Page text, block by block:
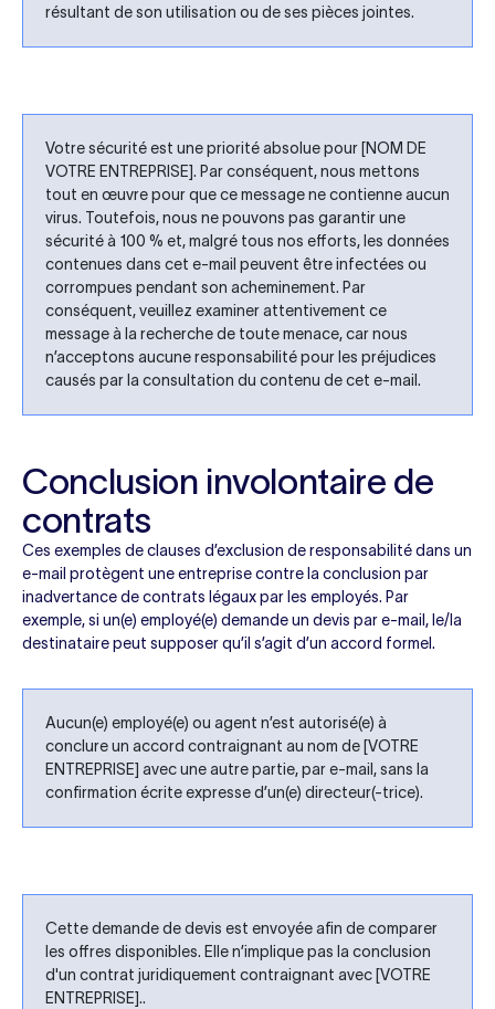
résultant de son utilisation ou de ses pièces jointes.
Votre sécurité est une priorité absolue pour [NOM DE
VOTRE ENTREPRISE]. Par conséquent, nous mettons
tout en œuvre pour que ce message ne contienne aucun
virus. Toutefois, nous ne pouvons pas garantir une
sécurité à 100 % et, malgré tous nos efforts, les données
contenues dans cet e-mail peuvent être infectées ou
corrompues pendant son acheminement. Par
conséquent, veuillez examiner attentivement ce
message à la recherche de toute menace, car nous
n’acceptons aucune responsabilité pour les préjudices
causés par la consultation du contenu de cet e-mail.
Conclusion involontaire de
contrats
Ces exemples de clauses d’exclusion de responsabilité dans un
e-mail protègent une entreprise contre la conclusion par
inadvertance de contrats légaux par les employés. Par
exemple, si un(e) employé(e) demande un devis par e-mail, le/la
destinataire peut supposer qu’il s’agit d’un accord formel.
Aucun(e) employé(e) ou agent n’est autorisé(e) à
conclure un accord contraignant au nom de [VOTRE
ENTREPRISE] avec une autre partie, par e-mail, sans la
confirmation écrite expresse d’un(e) directeur(-trice).
Cette demande de devis est envoyée afin de comparer
les offres disponibles. Elle n’implique pas la conclusion
d'un contrat juridiquement contraignant avec [VOTRE
ENTREPRISE]..